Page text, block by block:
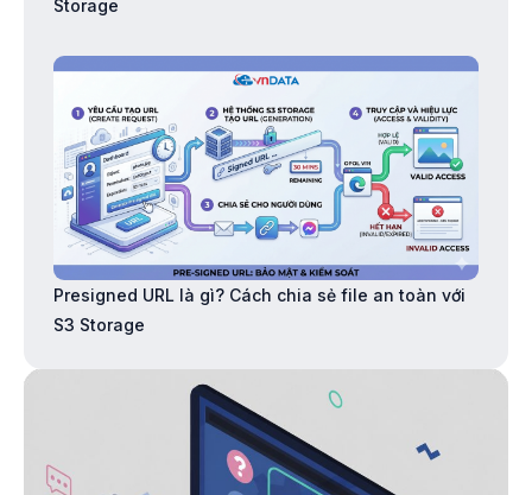
Storage
Presigned URL là gì? Cách chia sẻ file an toàn với
S3 Storage